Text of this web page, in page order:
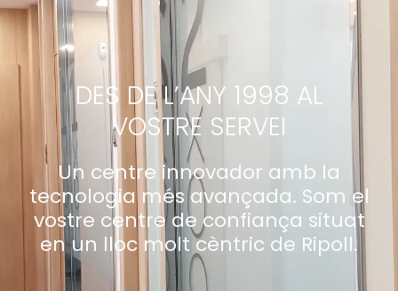
DES DE L’ANY 1998 AL
VOSTRE SERVEI
Un centre innovador amb la
tecnologia més avançada. Som el
vostre centre de confiança situat
en un lloc molt cèntric de Ripoll.